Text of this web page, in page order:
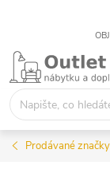
Přejít
obsah
Prodávané značky